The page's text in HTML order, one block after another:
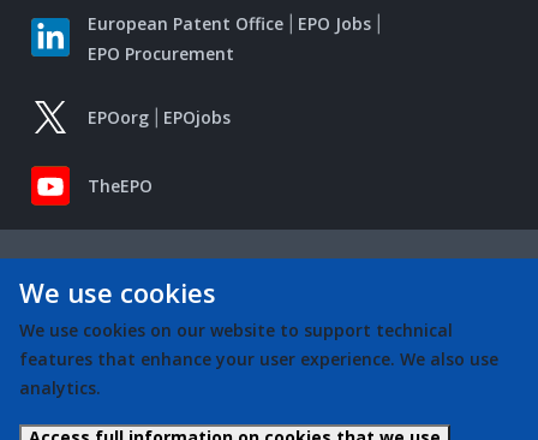
European Patent Office
EPO Jobs
EPO Procurement
EPOorg EPOjobs
TheEPO
We use cookies
We use cookies on our website to support technical
features that enhance your user experience. We also use
analytics.